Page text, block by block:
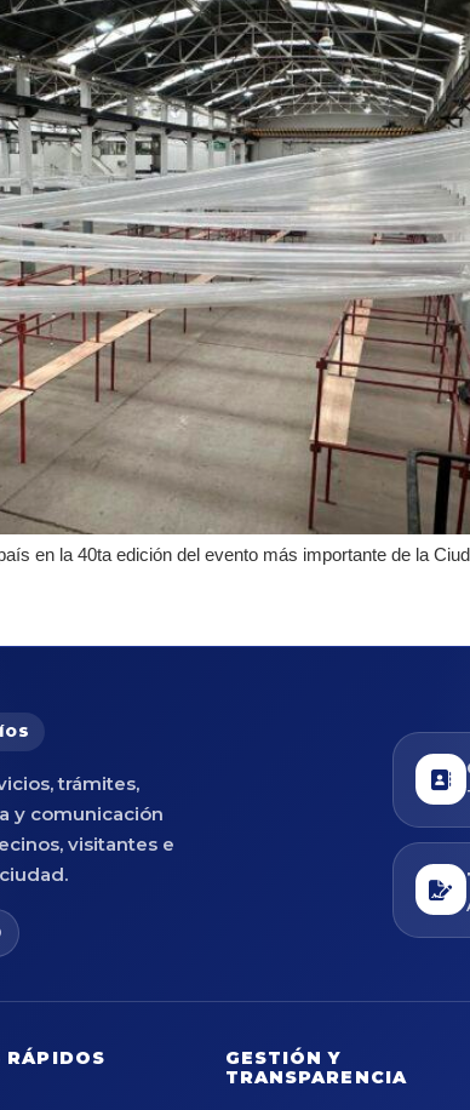
en la 40ta edición del evento más importante de la
trámites,
y comunicación
visitantes e
RÁPIDOS
GESTIÓN Y
TRANSPARENCIA